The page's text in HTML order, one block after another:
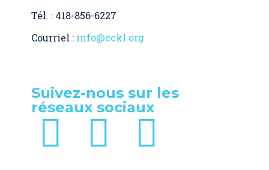
Tél. : 418-856-6227
Courriel : info@cckl.org
Suivez-nous sur les
réseaux sociaux